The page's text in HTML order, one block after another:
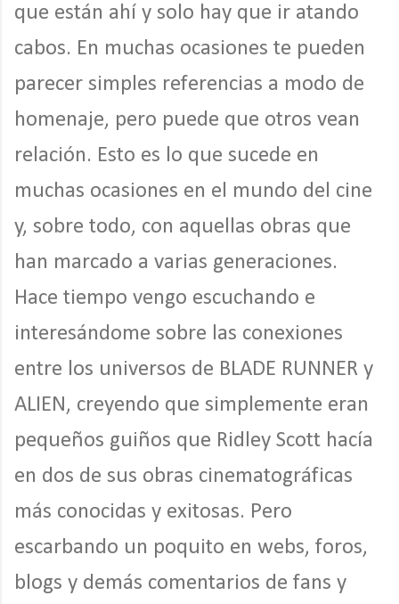
que están ahí y solo hay que ir atando
cabos. En muchas ocasiones te pueden
parecer simples referencias a modo de
homenaje, pero puede que otros vean
relación. Esto es lo que sucede en
muchas ocasiones en el mundo del cine
y, sobre todo, con aquellas obras que
han marcado a varias generaciones.
Hace tiempo vengo escuchando e
interesándome sobre las conexiones
entre los universos de BLADE RUNNER y
ALIEN, creyendo que simplemente eran
pequeños guiños que Ridley Scott hacía
en dos de sus obras cinematográficas
más conocidas y exitosas. Pero
escarbando un poquito en webs, foros,
blogs y demás comentarios de fans y